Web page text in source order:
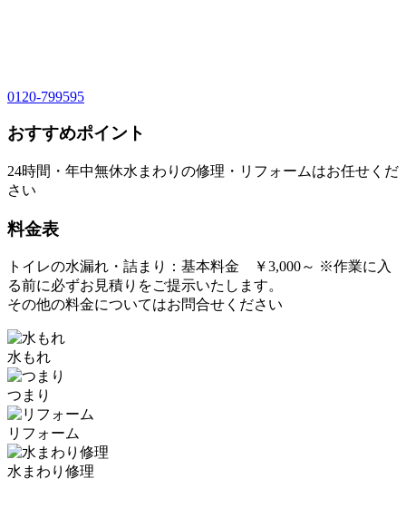
0120-799595
おすすめポイント
24時間・年中無休水まわりの修理・リフォームはお任せくだ
さい
料金表
トイレの水漏れ・詰まり：基本料金 ￥3,000～ ※作業に入
る前に必ずお見積りをご提示いたします。
その他の料金についてはお問合せください
水もれ
つまり
リフォーム
水まわり修理